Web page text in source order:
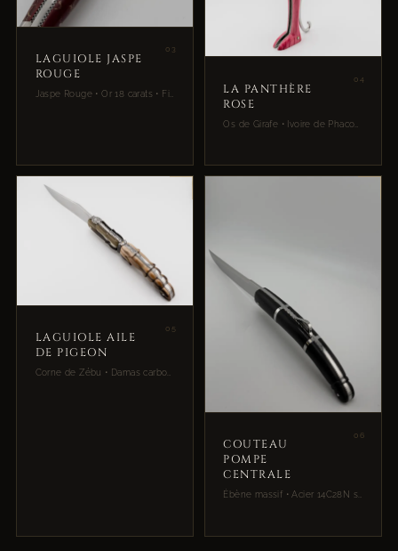
03
LAGUIOLE JASPE
ROUGE
04
LA PANTHÈRE
ROSE
05
LAGUIOLE AILE
DE PIGEON
Corne de Zébu • Damas carbone • Acier 14C28N
06
COUTEAU
POMPE
CENTRALE
Ébène massif • Acier 14C28N suédois